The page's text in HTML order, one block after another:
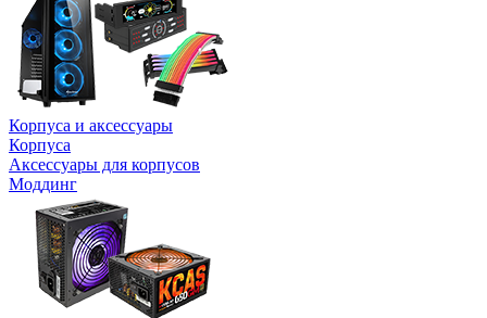
Корпуса и аксессуары
Корпуса
Аксессуары для корпусов
Моддинг